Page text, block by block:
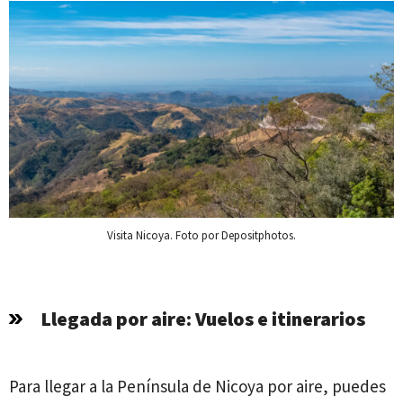
Visita Nicoya. Foto por Depositphotos.
Llegada por aire: Vuelos e itinerarios
Para llegar a la Península de Nicoya por aire, puedes